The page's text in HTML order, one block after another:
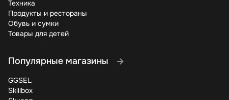
Техника
Продукты и рестораны
Обувь и сумки
Товары для детей
Популярные магазины
GGSEL
Skillbox